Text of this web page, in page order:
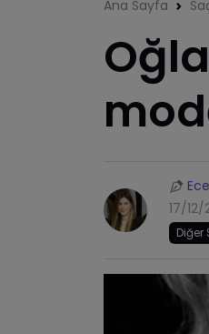
Ana Sayfa
17/12/
Diğer